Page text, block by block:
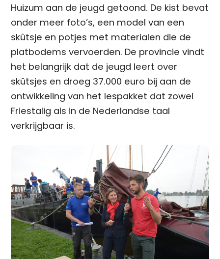
Huizum aan de jeugd getoond. De kist bevat
onder meer foto’s, een model van een
skûtsje en potjes met materialen die de
platbodems vervoerden. De provincie vindt
het belangrijk dat de jeugd leert over
skûtsjes en droeg 37.000 euro bij aan de
ontwikkeling van het lespakket dat zowel
Friestalig als in de Nederlandse taal
verkrijgbaar is.